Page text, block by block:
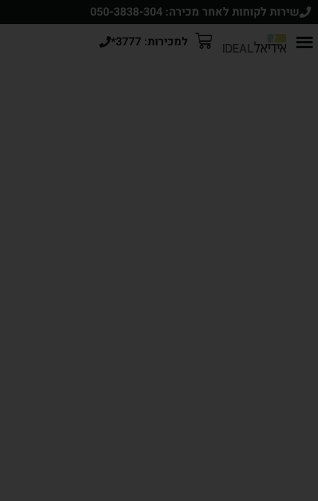
שירות לקוחות לאחר מכירה: 050-3838-304
למכירות: 3777*